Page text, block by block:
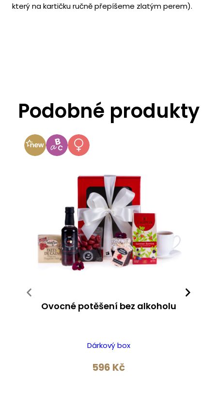
který na kartičku ručně přepíšeme zlatým perem).
Podobné produkty
Ovocné potěšení bez alkoholu
Dárkový box
596 Kč